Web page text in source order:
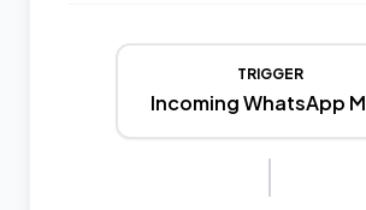
TRIGGER
Incoming WhatsApp